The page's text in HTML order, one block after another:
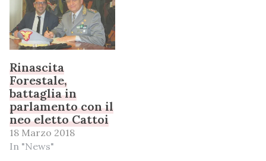
Rinascita
Forestale,
battaglia in
parlamento con il
neo eletto Cattoi
18 Marzo 2018
In "News"